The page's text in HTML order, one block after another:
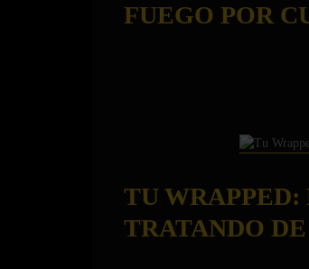
FUEGO POR
TU WRAPPED:
TRATANDO